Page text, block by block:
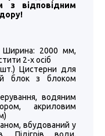
відповідним
2000 мм,
2-х осіб
Цистерни для
блок з блоком
водяним
акриловим
вбудований у